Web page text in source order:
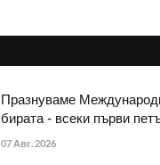
Празнуваме
бирата - всеки първи
07 Авг. 2026